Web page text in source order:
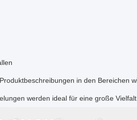
in den Bereichen
werden ideal für eine große